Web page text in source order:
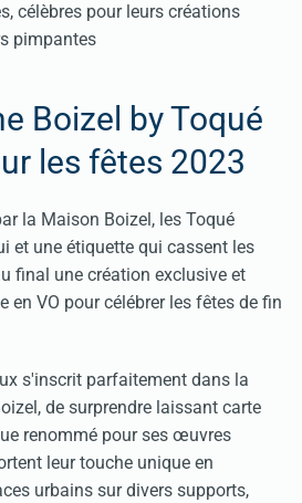
célèbres pour leurs créations
pimpantes
Boizel by Toqué
les fêtes 2023
la Maison Boizel, les Toqué
et une étiquette qui cassent les
final une création exclusive et
en VO pour célébrer les fêtes de fin
s'inscrit parfaitement dans la
de surprendre laissant carte
renommé pour ses œuvres
leur touche unique en
urbains sur divers supports,